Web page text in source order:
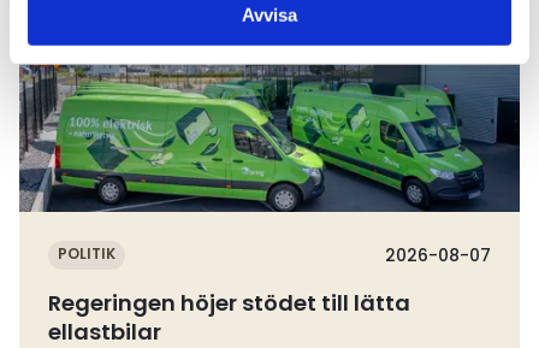
Avvisa
POLITIK 2026-08-07
Regeringen höjer stödet till lätta
ellastbilar